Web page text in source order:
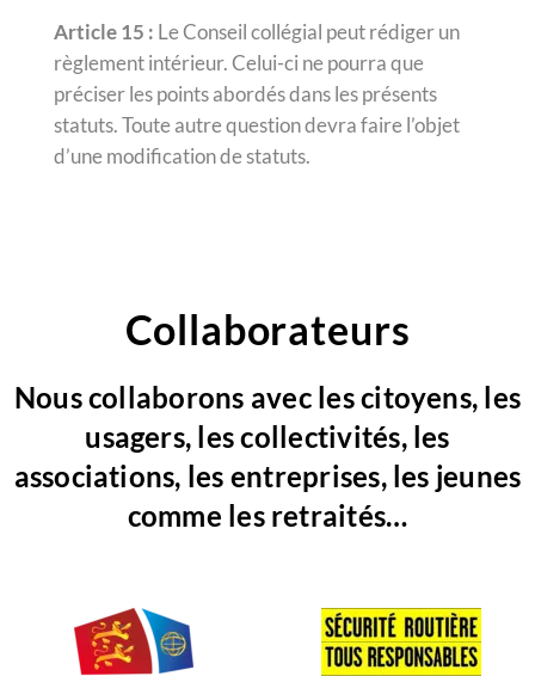
Article 15 : Le Conseil collégial peut rédiger un
règlement intérieur. Celui-ci ne pourra que
préciser les points abordés dans les présents
statuts. Toute autre question devra faire l’objet
d’une modification de statuts.
Collaborateurs
Nous collaborons avec les citoyens, les
usagers, les collectivités, les
associations, les entreprises, les jeunes
comme les retraités…